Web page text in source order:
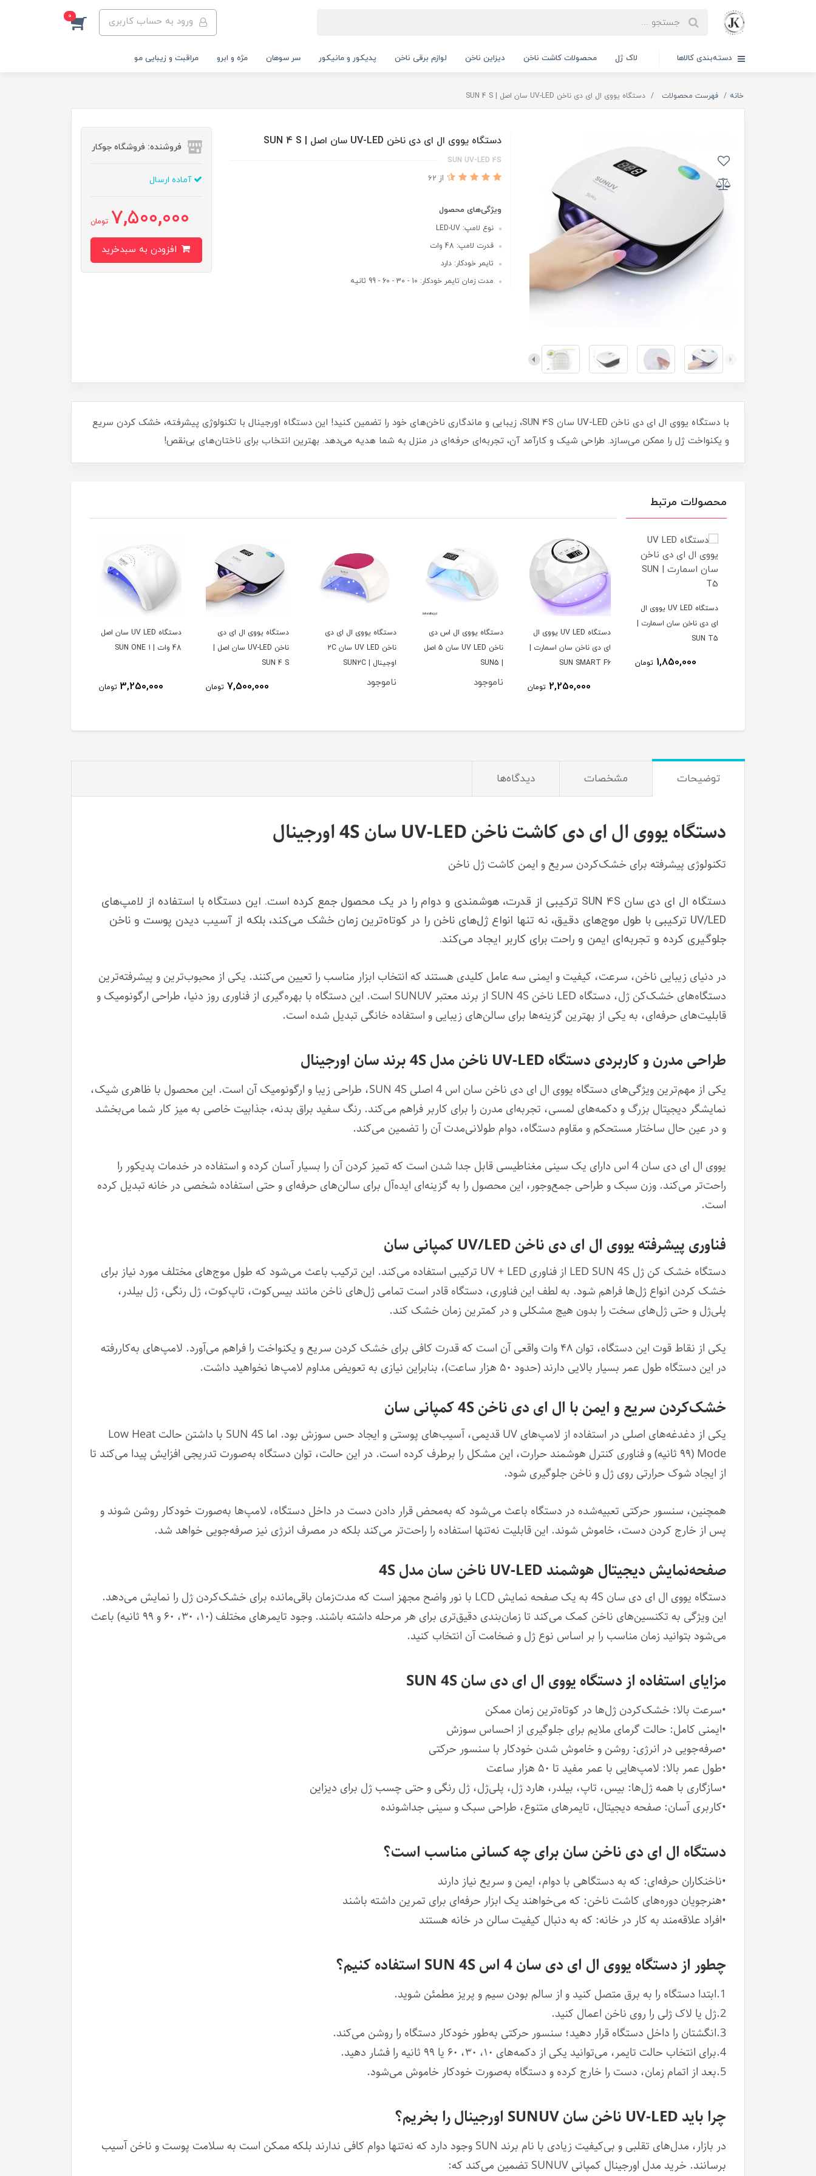
ورود به حساب کاربری 0
دسته‌بندی کالاها لاک ژل محصولات کاشت ناخن دیزاین ناخن لوازم برقی ناخن پدیکور و مانیکور سر سوهان مژه و ابرو مراقبت و زیبایی مو
خانه فهرست محصولات دستگاه یووی ال ای دی ناخن UV-LED سان اصل | SUN 4 S
دستگاه یووی ال ای دی ناخن UV-LED سان اصل | SUN 4 S
SUN UV-LED 4S
از 62
ویژگی‌های محصول
نوع لامپ: LED-UV
قدرت لامپ: 48 وات
تایمر خودکار: دارد
مدت زمان تایمر خودکار: 10 - 30 - 60 - 99 ثانیه
فروشنده: فروشگاه جوکار
آماده ارسال
7,500,000 تومان
با دستگاه یووی ال ای دی ناخن UV-LED سان SUN 4S، زیبایی و ماندگاری ناخن‌های خود را تضمین کنید! این دستگاه اورجینال با تکنولوژی پیشرفته، خشک کردن سریع
و یکنواخت ژل را ممکن می‌سازد. طراحی شیک و کارآمد آن، تجربه‌ای حرفه‌ای در منزل به شما هدیه می‌دهد. بهترین انتخاب برای ناختان‌های بی‌نقص!
محصولات مرتبط
دستگاه UV LED یووی ال
ای دی ناخن سان اسمارت |
SUN T5
1,850,000 تومان
دستگاه UV LED یووی ال
ای دی ناخن سان اسمارت |
SUN SMART F6
2,250,000 تومان
دستگاه یووی ال اس دی
ناخن UV LED سان 5 اصل
ناموجود
دستگاه یووی ال ای دی
ناخن UV LED سان 2C
اوجینال | SUN2C
ناموجود
دستگاه یووی ال ای دی
ناخن UV-LED سان اصل |
SUN 4 S
7,500,000 تومان
دستگاه UV LED سان اصل
48 وات | 1 SUN ONE
3,250,000 تومان
توضیحات مشخصات دیدگاه‌ها
دستگاه یووی ال ای دی کاشت ناخن UV-LED سان 4S اورجینال
تکنولوژی پیشرفته برای خشک‌کردن سریع و ایمن کاشت ژل ناخن
دستگاه ال ای دی سان SUN 4S ترکیبی از قدرت، هوشمندی و دوام را در یک محصول جمع کرده است. این دستگاه با استفاده از لامپ‌های
UV/LED ترکیبی با طول موج‌های دقیق، نه تنها انواع ژل‌های ناخن را در کوتاه‌ترین زمان خشک می‌کند، بلکه از آسیب دیدن پوست و ناخن
جلوگیری کرده و تجربه‌ای ایمن و راحت برای کاربر ایجاد می‌کند.
در دنیای زیبایی ناخن، سرعت، کیفیت و ایمنی سه عامل کلیدی هستند که انتخاب ابزار مناسب را تعیین می‌کنند. یکی از محبوب‌ترین و پیشرفته‌ترین
دستگاه‌های خشک‌کن ژل، دستگاه LED ناخن SUN 4S از برند معتبر SUNUV است. این دستگاه با بهره‌گیری از فناوری روز دنیا، طراحی ارگونومیک و
قابلیت‌های حرفه‌ای، به یکی از بهترین گزینه‌ها برای سالن‌های زیبایی و استفاده خانگی تبدیل شده است.
طراحی مدرن و کاربردی دستگاه UV-LED ناخن مدل 4S برند سان اورجینال
یکی از مهم‌ترین ویژگی‌های دستگاه یووی ال ای دی ناخن سان اس 4 اصلی SUN 4S، طراحی زیبا و ارگونومیک آن است. این محصول با ظاهری شیک،
نمایشگر دیجیتال بزرگ و دکمه‌های لمسی، تجربه‌ای مدرن را برای کاربر فراهم می‌کند. رنگ سفید براق بدنه، جذابیت خاصی به میز کار شما می‌بخشد
و در عین حال ساختار مستحکم و مقاوم دستگاه، دوام طولانی‌مدت آن را تضمین می‌کند.
یووی ال ای دی سان 4 اس دارای یک سینی مغناطیسی قابل جدا شدن است که تمیز کردن آن را بسیار آسان کرده و استفاده در خدمات پدیکور را
راحت‌تر می‌کند. وزن سبک و طراحی جمع‌وجور، این محصول را به گزینه‌ای ایده‌آل برای سالن‌های حرفه‌ای و حتی استفاده شخصی در خانه تبدیل کرده
است.
فناوری پیشرفته یووی ال ای دی ناخن UV/LED کمپانی سان
دستگاه خشک کن ژل LED SUN 4S از فناوری UV + LED ترکیبی استفاده می‌کند. این ترکیب باعث می‌شود که طول موج‌های مختلف مورد نیاز برای
خشک کردن انواع ژل‌ها فراهم شود. به لطف این فناوری، دستگاه قادر است تمامی ژل‌های ناخن مانند بیس‌کوت، تاپ‌کوت، ژل رنگی، ژل بیلدر،
پلی‌ژل و حتی ژل‌های سخت را بدون هیچ مشکلی و در کمترین زمان خشک کند.
یکی از نقاط قوت این دستگاه، توان ۴۸ وات واقعی آن است که قدرت کافی برای خشک کردن سریع و یکنواخت را فراهم می‌آورد. لامپ‌های به‌کاررفته
در این دستگاه طول عمر بسیار بالایی دارند (حدود ۵۰ هزار ساعت)، بنابراین نیازی به تعویض مداوم لامپ‌ها نخواهید داشت.
خشک‌کردن سریع و ایمن با ال ای دی ناخن 4S کمپانی سان
یکی از دغدغه‌های اصلی در استفاده از لامپ‌های UV قدیمی، آسیب‌های پوستی و ایجاد حس سوزش بود. اما SUN 4S با داشتن حالت Low Heat
Mode (۹۹ ثانیه) و فناوری کنترل هوشمند حرارت، این مشکل را برطرف کرده است. در این حالت، توان دستگاه به‌صورت تدریجی افزایش پیدا می‌کند تا
از ایجاد شوک حرارتی روی ژل و ناخن جلوگیری شود.
همچنین، سنسور حرکتی تعبیه‌شده در دستگاه باعث می‌شود که به‌محض قرار دادن دست در داخل دستگاه، لامپ‌ها به‌صورت خودکار روشن شوند و
پس از خارج کردن دست، خاموش شوند. این قابلیت نه‌تنها استفاده را راحت‌تر می‌کند بلکه در مصرف انرژی نیز صرفه‌جویی خواهد شد.
صفحه‌نمایش دیجیتال هوشمند UV-LED ناخن سان مدل 4S
دستگاه یووی ال ای دی سان 4S به یک صفحه نمایش LCD با نور واضح مجهز است که مدت‌زمان باقی‌مانده برای خشک‌کردن ژل را نمایش می‌دهد.
این ویژگی به تکنسین‌های ناخن کمک می‌کند تا زمان‌بندی دقیق‌تری برای هر مرحله داشته باشند. وجود تایمرهای مختلف (۱۰، ۳۰، ۶۰ و ۹۹ ثانیه) باعث
می‌شود بتوانید زمان مناسب را بر اساس نوع ژل و ضخامت آن انتخاب کنید.
مزایای استفاده از دستگاه یووی ال ای دی سان SUN 4S
•سرعت بالا: خشک‌کردن ژل‌ها در کوتاه‌ترین زمان ممکن
•ایمنی کامل: حالت گرمای ملایم برای جلوگیری از احساس سوزش
•صرفه‌جویی در انرژی: روشن و خاموش شدن خودکار با سنسور حرکتی
•طول عمر بالا: لامپ‌هایی با عمر مفید تا ۵۰ هزار ساعت
•سازگاری با همه ژل‌ها: بیس، تاپ، بیلدر، هارد ژل، پلی‌ژل، ژل رنگی و حتی چسب ژل برای دیزاین
•کاربری آسان: صفحه دیجیتال، تایمرهای متنوع، طراحی سبک و سینی جداشونده
دستگاه ال ای دی ناخن سان برای چه کسانی مناسب است؟
•ناخنکاران حرفه‌ای: که به دستگاهی با دوام، ایمن و سریع نیاز دارند
•هنرجویان دوره‌های کاشت ناخن: که می‌خواهند یک ابزار حرفه‌ای برای تمرین داشته باشند
•افراد علاقه‌مند به کار در خانه: که به دنبال کیفیت سالن در خانه هستند
چطور از دستگاه یووی ال ای دی سان 4 اس SUN 4S استفاده کنیم؟
1.ابتدا دستگاه را به برق متصل کنید و از سالم بودن سیم و پریز مطمئن شوید.
2.ژل یا لاک ژلی را روی ناخن اعمال کنید.
3.انگشتان را داخل دستگاه قرار دهید؛ سنسور حرکتی به‌طور خودکار دستگاه را روشن می‌کند.
4.برای انتخاب حالت تایمر، می‌توانید یکی از دکمه‌های ۱۰، ۳۰، ۶۰ یا ۹۹ ثانیه را فشار دهید.
5.بعد از اتمام زمان، دست را خارج کرده و دستگاه به‌صورت خودکار خاموش می‌شود.
چرا باید UV-LED ناخن سان SUNUV اورجینال را بخریم؟
در بازار، مدل‌های تقلبی و بی‌کیفیت زیادی با نام برند SUN وجود دارد که نه‌تنها دوام کافی ندارند بلکه ممکن است به سلامت پوست و ناخن آسیب
برسانند. خرید مدل اورجینال کمپانی SUNUV تضمین می‌کند که: